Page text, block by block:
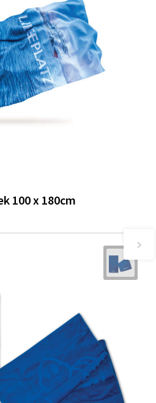
100 x 180cm